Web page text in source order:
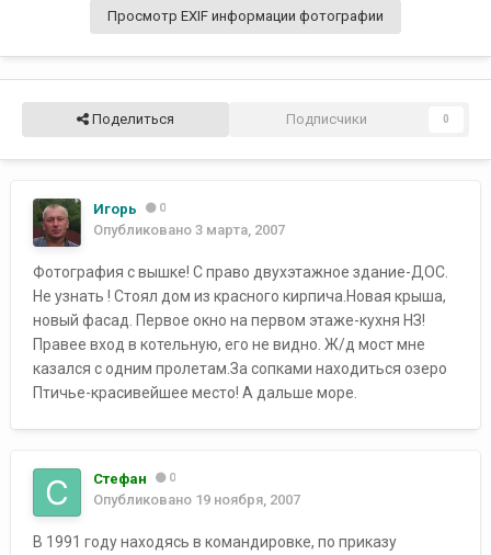
Просмотр EXIF информации фотографии
Поделиться Подписчики 0
Игорь 0
Опубликовано 3 марта, 2007
Фотография с вышке! С право двухэтажное здание-ДОС.
Не узнать ! Стоял дом из красного кирпича.Новая крыша,
новый фасад. Первое окно на первом этаже-кухня НЗ!
Правее вход в котельную, его не видно. Ж/д мост мне
казался с одним пролетам.За сопками находиться озеро
Птичье-красивейшее место! А дальше море.
Стефан 0
Опубликовано 19 ноября, 2007
В 1991 году находясь в командировке, по приказу